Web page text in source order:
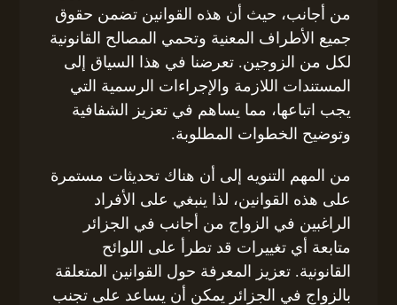
من أجانب، حيث أن هذه القوانين تضمن حقوق
جميع الأطراف المعنية وتحمي المصالح القانونية
لكل من الزوجين. تعرضنا في هذا السياق إلى
المستندات اللازمة والإجراءات الرسمية التي
يجب اتباعها، مما يساهم في تعزيز الشفافية
وتوضيح الخطوات المطلوبة.
من المهم التنويه إلى أن هناك تحديثات مستمرة
على هذه القوانين، لذا ينبغي على الأفراد
الراغبين في الزواج من أجانب في الجزائر
متابعة أي تغييرات قد تطرأ على اللوائح
القانونية. تعزيز المعرفة حول القوانين المتعلقة
بالزواج في الجزائر يمكن أن يساعد على تجنب